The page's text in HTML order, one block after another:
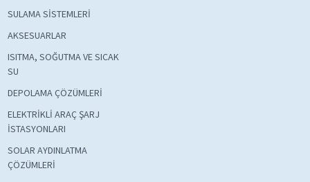
SULAMA SİSTEMLERİ
AKSESUARLAR
ISITMA, SOĞUTMA VE SICAK
SU
DEPOLAMA ÇÖZÜMLERİ
ELEKTRİKLİ ARAÇ ŞARJ
İSTASYONLARI
SOLAR AYDINLATMA
ÇÖZÜMLERİ